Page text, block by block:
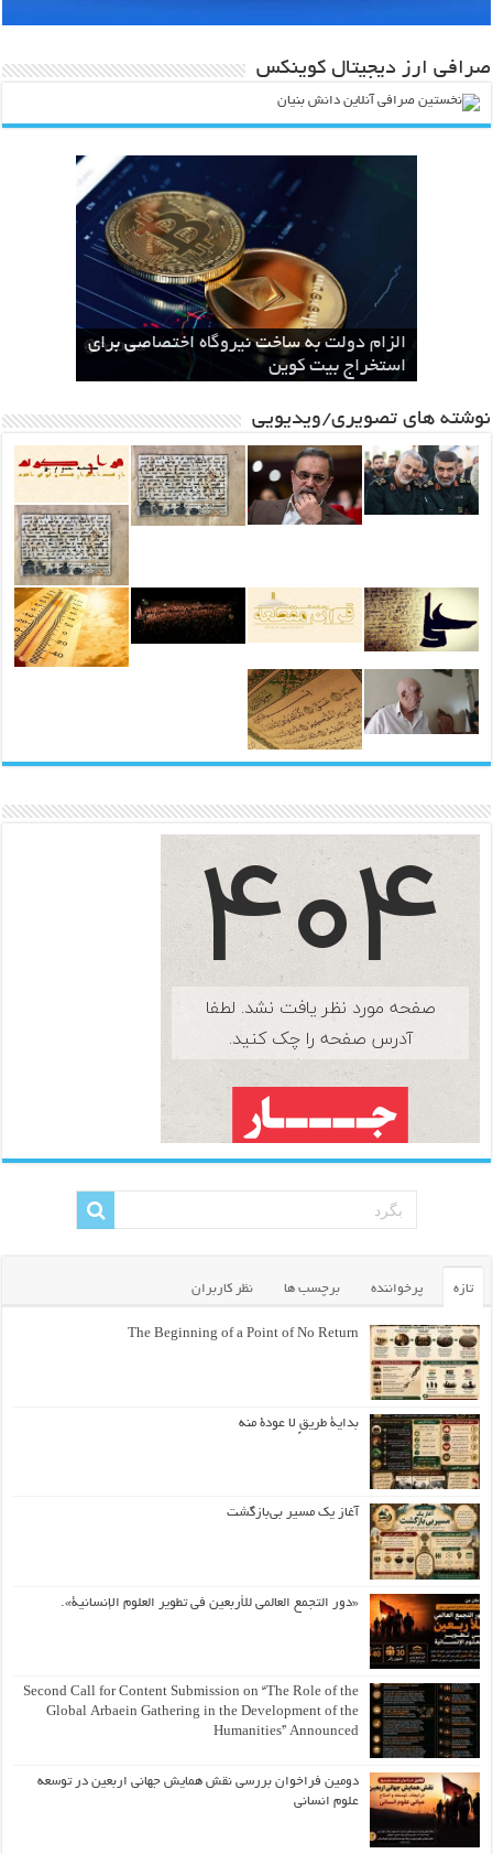
صرافی ارز دیجیتال کوینکس
سال‌ها بلاتکلیفی مالکان اراضی شاهنامه ۳۵
مشهد
باند قدرتمند مافیایی پشت صحنه کوهخواری
در مشهد
انقلاب در صنعت و کشاورزی با ارائه لیزر
سطحی
طرح ایران رود قبل از اینکه یک طرح ملی
باشد ، یک مطالبه بین المللی خواهد شد
الزام دولت به ساخت نیروگاه اختصاصی برای
استخراج بیت کوین
نوشته های تصویری/ویدیویی
تازه پرخواننده برچسب ها نظر کاربران
The Beginning of a Point of No Return
بداية طريقٍ لا عودة منه
آغاز یک مسیر بی‌بازگشت
«دور التجمع العالمي للأربعين في تطوير العلوم الإنسانية».
Second Call for Content Submission on “The Role of the
Global Arbaein Gathering in the Development of the
Humanities” Announced
دومین فراخوان بررسی نقش همایش جهانی اربعین در توسعه
علوم انسانی